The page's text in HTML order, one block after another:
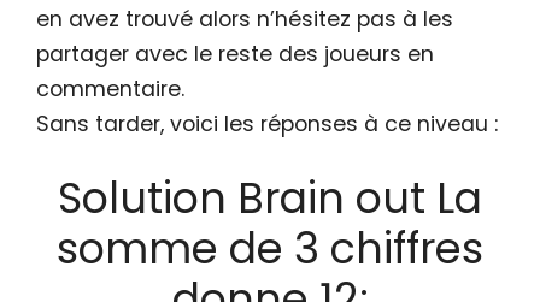
en avez trouvé alors n’hésitez pas à les
partager avec le reste des joueurs en
commentaire.
Sans tarder, voici les réponses à ce niveau :
Solution Brain out La
somme de 3 chiffres